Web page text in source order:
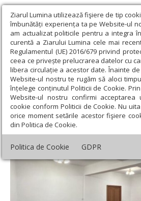
Ziarul Lumina utilizează fişiere de tip
îmbunătăți experiența ta pe Website-ul
am actualizat politicile pentru a integra
curentă a Ziarului Lumina cele mai
Regulamentul (UE) 2016/679 privind
ceea ce privește prelucrarea datelor cu
libera circulație a acestor date. Înainte
Website-ul nostru te rugăm să aloci
înțelege conținutul Politicii de Cookie.
Website-ul nostru confirmi
cookie conform Politicii de Cookie. Nu
orice moment setările acestor fişiere
din Politica de Cookie.
Politica de Cookie GDPR
Ziarul Lumina › Arhim. Conf. Univ. Dr.
Arhim. Conf. Univ. Dr.